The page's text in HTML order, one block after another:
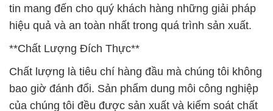
tin mang đến cho quý khách hàng những giải pháp
hiệu quả và an toàn nhất trong quá trình sản xuất.
**Chất Lượng Đích Thực**
Chất lượng là tiêu chí hàng đầu mà chúng tôi không
bao giờ đánh đổi. Sản phẩm dung môi công nghiệp
của chúng tôi đều được sản xuất và kiểm soát chất